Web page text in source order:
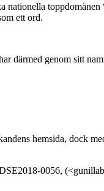
toppdomänen
ett ord.
därmed genom sitt
hemsida, dock
0056,